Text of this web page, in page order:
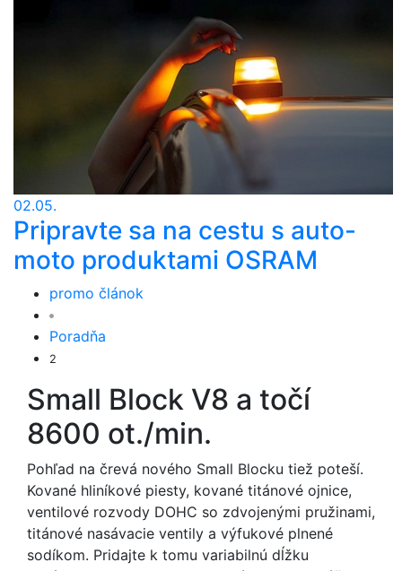
02.05.
Pripravte sa na cestu s auto-
moto produktami OSRAM
promo článok
Poradňa
2
Small Block V8 a točí
8600 ot./min.
Pohľad na črevá nového Small Blocku tiež poteší.
Kované hliníkové piesty, kované titánové ojnice,
ventilové rozvody DOHC so zdvojenými pružinami,
titánové nasávacie ventily a výfukové plnené
sodíkom. Pridajte k tomu variabilnú dĺžku